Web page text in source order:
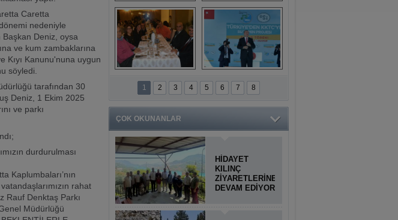
Caretta
nedeniyle
Deniz, oysa
ve kum zambaklarına
Kıyı Kanunu'nuna uygun
söyledi.
tarafından 30
Deniz, 1 Ekim 2025
ve parkı
durdurulması
Kaplumbaları’nın
rahat
Rauf Denktaş Parkı
Müdürlüğü
Titiopolis Antik
Kenti tanıtımı
Doğan Cüceloğlu,
İstanbul’da Mersinli
hemşerileriyle
buluştu
Anamurlular
Buluşması
KKTC’ye Su Temin
Projesi açılışı
1 2 3 4 5 6 7 8
ÇOK OKUNANLAR
HİDAYET
KILINÇ
ZİYARETLERİNE
DEVAM EDİYOR